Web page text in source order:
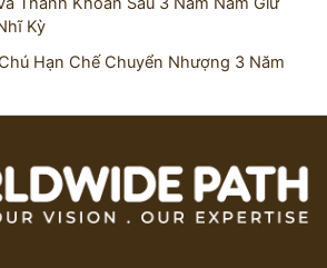
Kỳ
Hạn Chế Chuyển Nhượng 3 Năm